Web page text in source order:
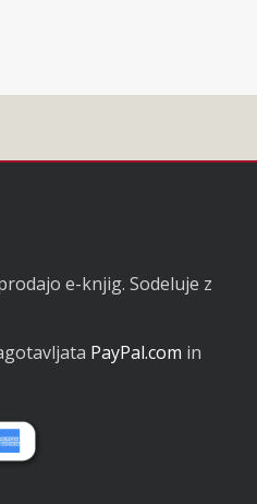
e-knjig. Sodeluje z
PayPal.com in